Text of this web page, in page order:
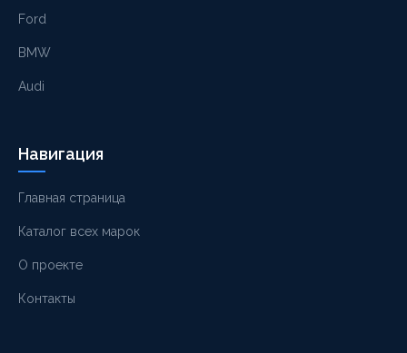
Ford
BMW
Audi
Навигация
Главная страница
Каталог всех марок
О проекте
Контакты